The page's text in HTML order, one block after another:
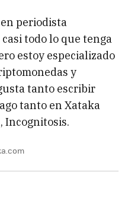
periodista
todo lo que tenga
estoy especializado
y
tanto escribir
tanto en Xataka
Incognitosis.